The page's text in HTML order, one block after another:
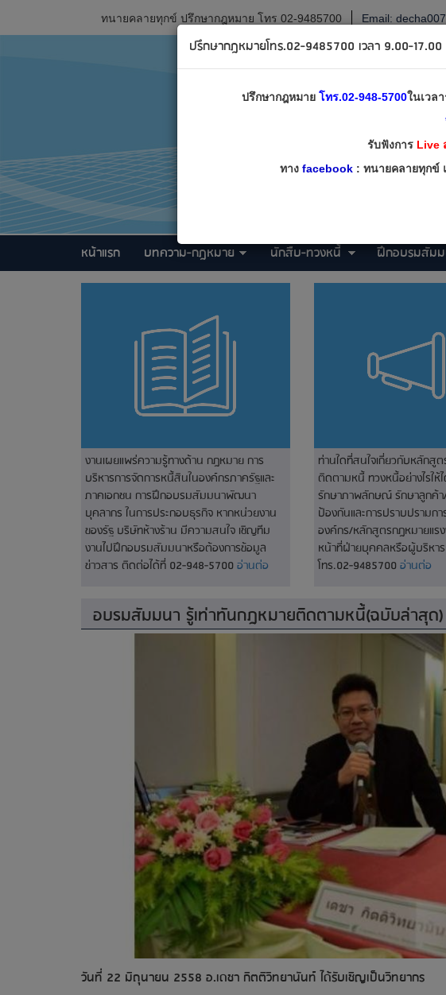
ทนายคลายทุกข์ ปรึกษากฎหมาย โทร 02-9485700 Email:
หน้าแรก บทความ-กฎหมาย นักสืบ-ทวงหนี้ ฝึกอบรมสัม
งานเผยแพร่ความรู้ทางด้าน กฎหมาย การ
บริหารการจัดการหนี้สินในองค์กรภาครัฐและ
ภาคเอกชน การฝึกอบรมสัมมนาพัฒนา
บุคลากร ในการประกอบธุรกิจ หากหน่วยงาน
ของรัฐ บริษัทห้างร้าน มีความสนใจ เชิญทีม
งานไปฝึกอบรมสัมมนาหรือต้องการข้อมูล
ข่าวสาร ติดต่อได้ที่ 02-948-5700อ่านต่อ
ท่านใดที่สนใจเกี่ยวกับหลักสู
ติดตามหนี้ ทวงหนี้อย่างไรให้
รักษาภาพลักษณ์ รักษาลูกค้
ป้องกันและการปราบปรามก
องค์กร/หลักสูตรกฎหมายแรง
หน้าที่ฝ่ายบุคคลหรือผู้บริหา
โทร.02-9485700อ่านต่อ
อบรมสัมมนา รู้เท่าทันกฎหมายติดตามหนี้(ฉบับล่าสุด)
วันที่ 22 มิถุนายน 2558 อ.เดชา กิตติวิทยานันท์ ได้รับเชิญเป็นวิทยากร
ปรึกษากฎหมายโทร.02-9485700 เวลา 9.00-
ปรึกษากฎหมาย โทร.02-948-5700ในเวล
รับฟังการLive
ทาง facebook: ทนายคลายทุกข์